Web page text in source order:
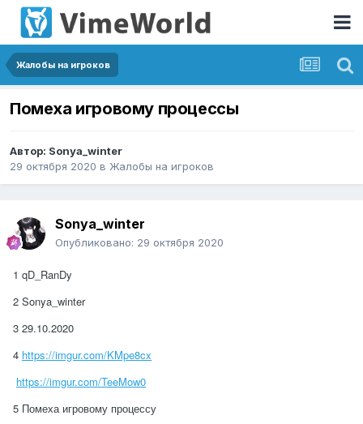
Жалобы на игроков
Помеха игровому процессы
Автор: Sonya_winter
29 октября 2020 в Жалобы на игроков
Sonya_winter
Опубликовано: 29 октября 2020
1 qD_RanDy
2 Sonya_winter
3 29.10.2020
4 https://imgur.com/KMpe8cx
https://imgur.com/TeeMow0
5 Помеха игровому процессу